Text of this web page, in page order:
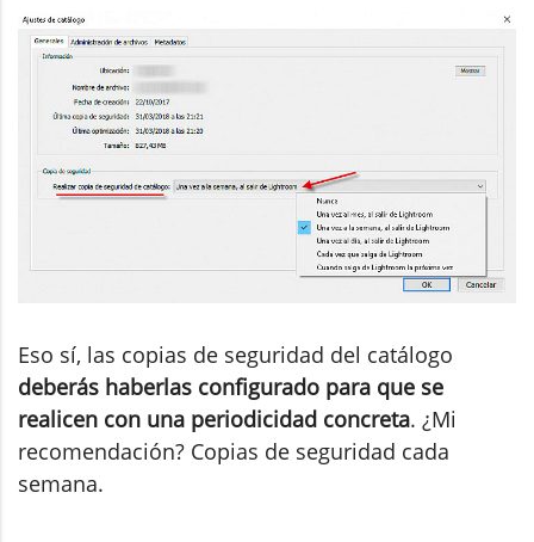
Eso sí, las copias de seguridad del catálogo
deberás haberlas configurado para que se
realicen con una periodicidad concreta. ¿Mi
recomendación? Copias de seguridad cada
semana.